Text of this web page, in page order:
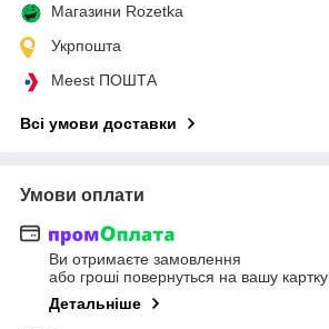
Магазини Rozetka
Укрпошта
Meest ПОШТА
Всі умови доставки
Умови оплати
Ви отримаєте замовлення
або гроші повернуться на вашу картку
Детальніше